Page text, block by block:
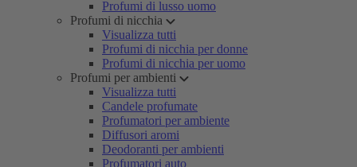
Profumi di lusso uomo
Profumi di nicchia
Visualizza tutti
Profumi di nicchia per donne
Profumi di nicchia per uomo
Profumi per ambienti
Visualizza tutti
Candele profumate
Profumatori per ambiente
Diffusori aromi
Deodoranti per ambienti
Profumatori auto